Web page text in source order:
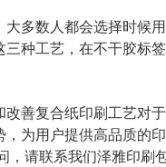
多数人都会选择时候
种工艺，在不干胶标
善复合纸印刷工艺对
为用户提供高品质的
请联系我们泽雅印刷